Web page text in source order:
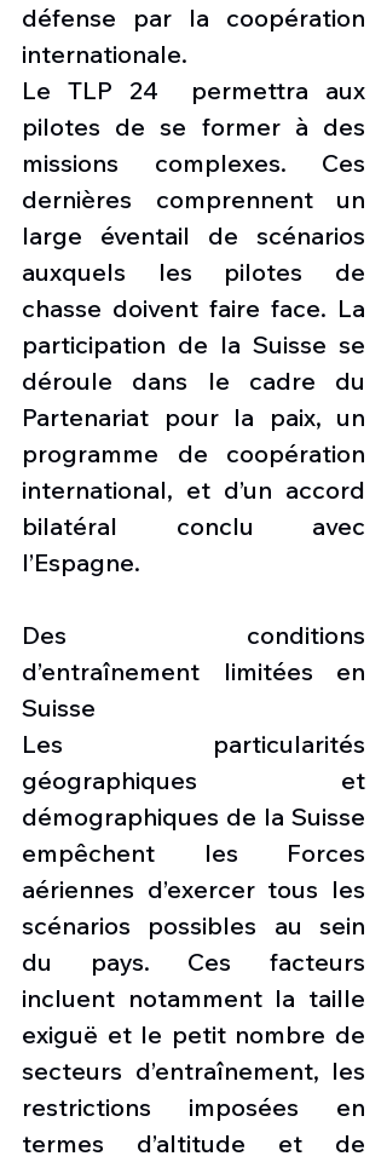
défense par la coopération
internationale.
Le TLP 24  permettra aux
pilotes de se former à des
missions complexes. Ces
dernières comprennent un
large éventail de scénarios
auxquels les pilotes de
chasse doivent faire face. La
participation de la Suisse se
déroule dans le cadre du
Partenariat pour la paix, un
programme de coopération
international, et d’un accord
bilatéral conclu avec
l’Espagne.
Des conditions
d’entraînement limitées en
Suisse
Les particularités
géographiques et
démographiques de la Suisse
empêchent les Forces
aériennes d’exercer tous les
scénarios possibles au sein
du pays. Ces facteurs
incluent notamment la taille
exiguë et le petit nombre de
secteurs d’entraînement, les
restrictions imposées en
termes d’altitude et de